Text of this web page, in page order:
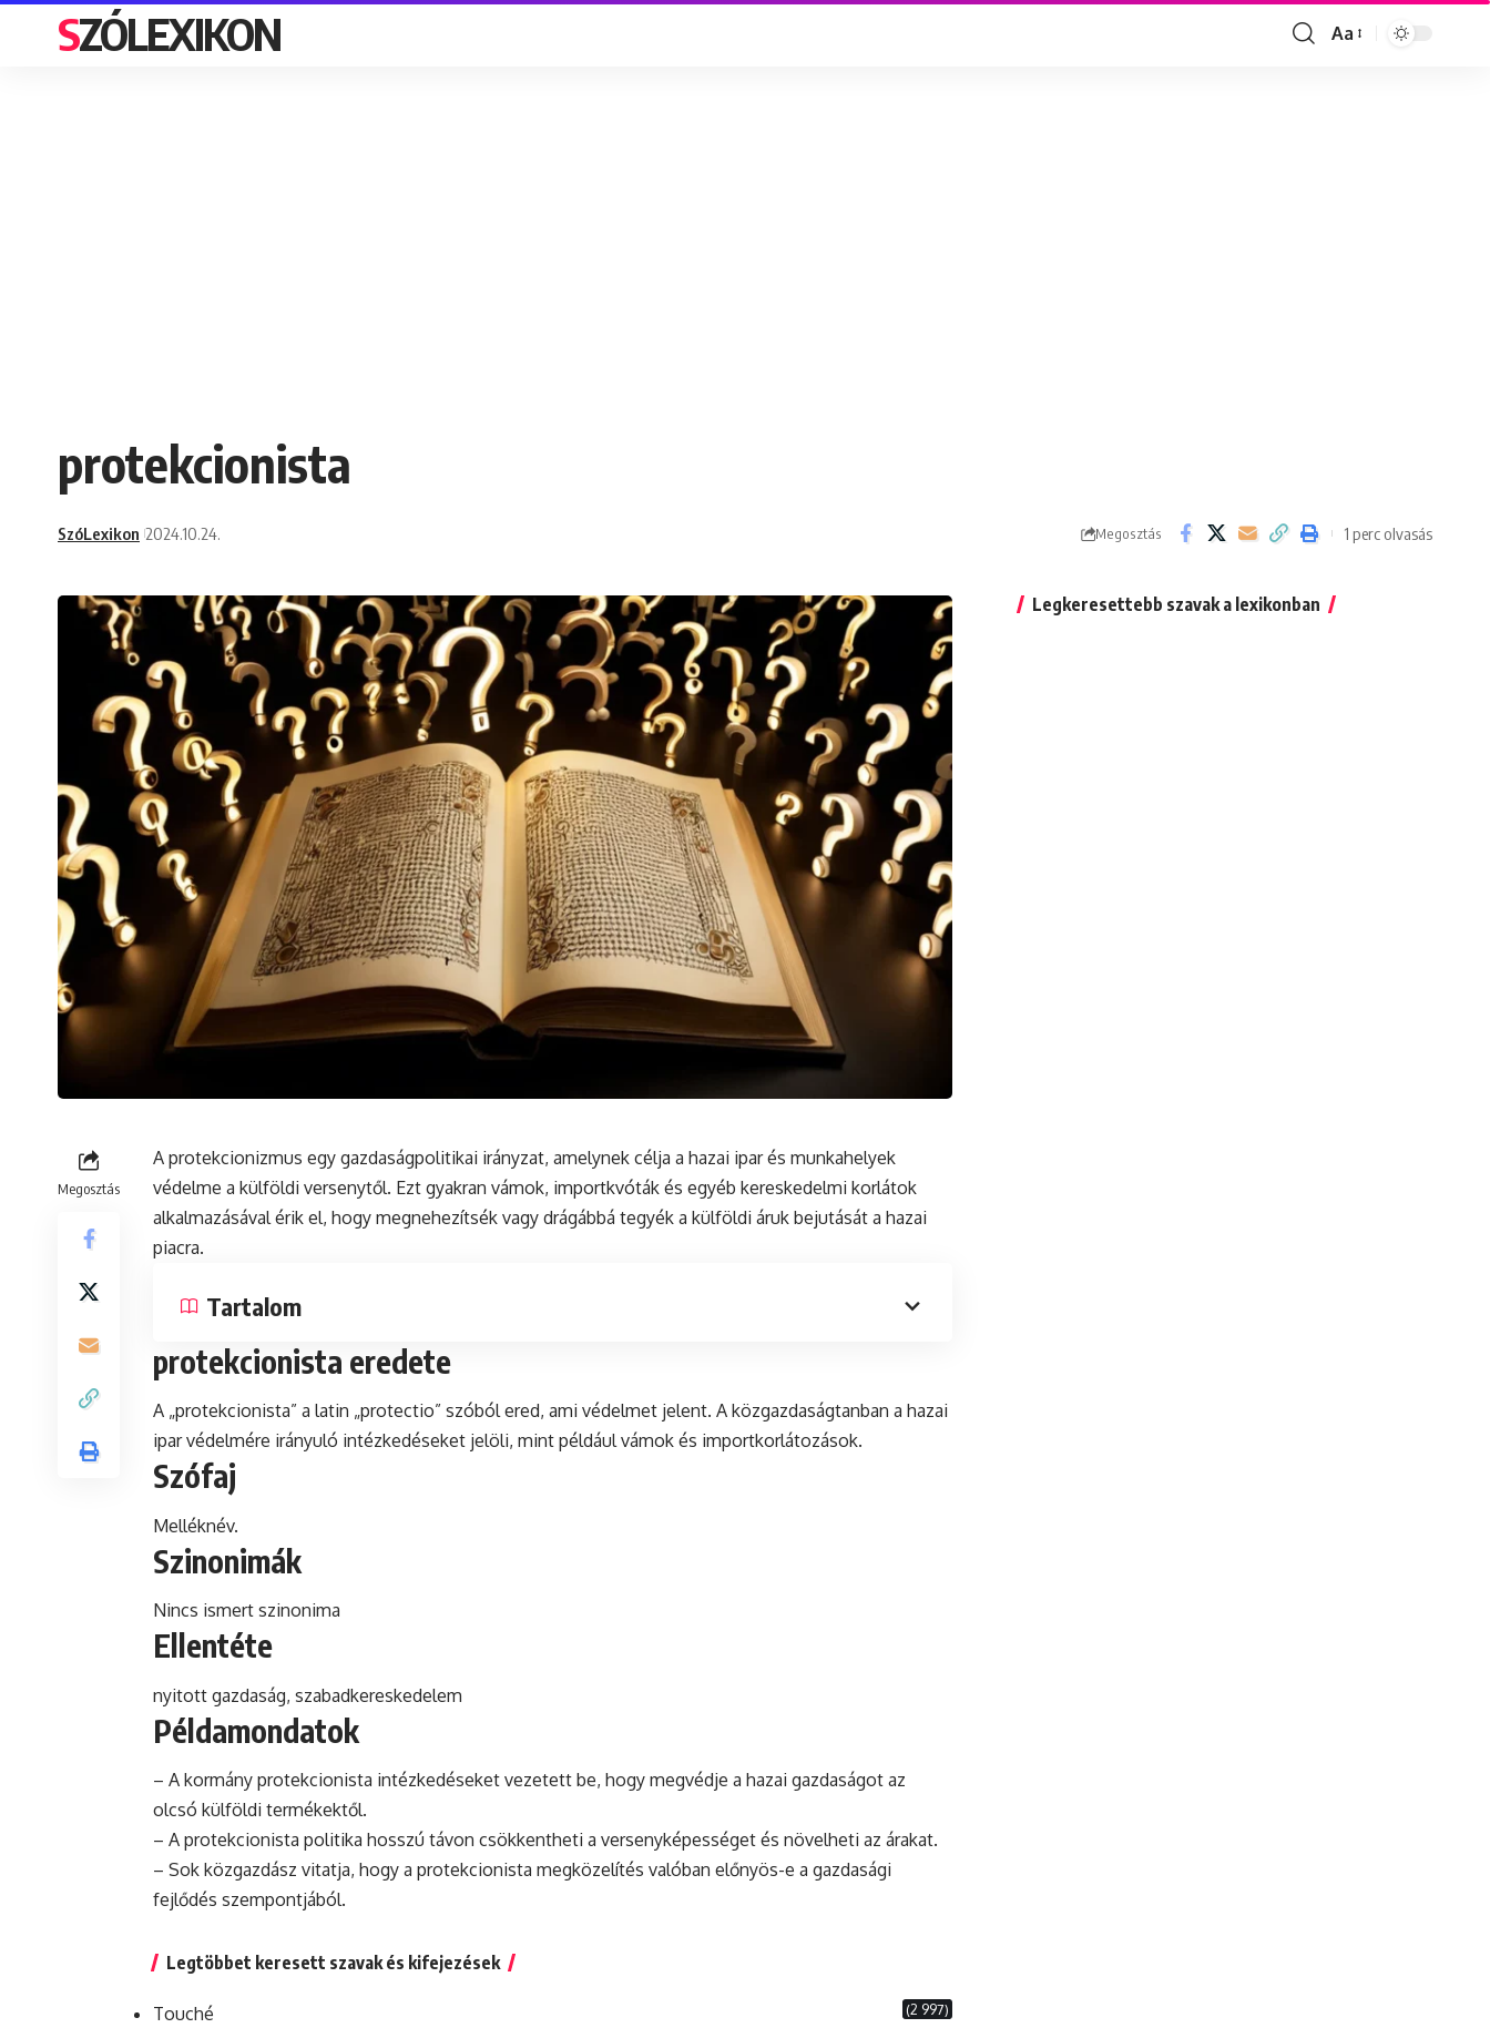
SZÓLEXIKON
Font
Aa
protekcionista
SzóLexikon 2024.10.24. Megosztás 1 perc olvasás
Megosztás
A protekcionizmus egy gazdaságpolitikai irányzat, amelynek célja a hazai iparés munkahelyek
védelme a külföldi versenytől. Ezt gyakran vámok, importkvóták és egyéb kereskedelmi korlátok
alkalmazásával érik el, hogy megnehezítsék vagy drágábbá tegyék a külföldi áruk bejutását a hazai
piacra.
Tartalom
protekcionista eredete
A „protekcionista” a latin „protectio” szóból ered, ami védelmet jelent. A közgazdaságtanban a hazai
ipar védelmére irányuló intézkedéseket jelöli, mint például vámok és importkorlátozások.
Szófaj
Melléknév.
Szinonimák
Nincs ismert szinonima
Ellentéte
nyitott gazdaság, szabadkereskedelem
Példamondatok
– A kormány protekcionista intézkedéseket vezetett be, hogy megvédje a hazai gazdaságot az
olcsó külföldi termékektől.
– A protekcionista politika hosszú távon csökkentheti a versenyképességet és növelheti az árakat.
– Sok közgazdász vitatja, hogy a protekcionista megközelítés valóban előnyös-e a gazdasági
fejlődés szempontjából.
Legtöbbet keresett szavak és kifejezések
Touché (2 997)
Legkeresettebb szavak a lexikonban